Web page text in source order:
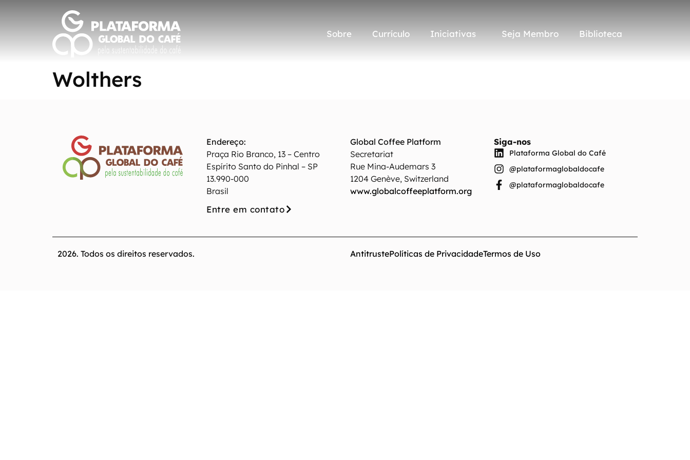
Sobre Currículo Iniciativas Seja Membro Biblioteca
Wolthers
Endereço:
Praça Rio Branco, 13 – Centro
Espírito Santo do Pinhal – SP
13.990-000
Brasil
Entre em contato
Global Coffee Platform
Secretariat
Rue Mina-Audemars 3
1204 Genève, Switzerland
www.globalcoffeeplatform.org
Siga-nos
Plataforma Global do Café
@plataformaglobaldocafe
@plataformaglobaldocafe
2026. Todos os direitos reservados. AntitrustePolíticas de PrivacidadeTermos de Uso